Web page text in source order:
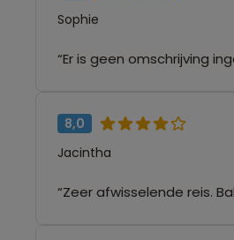
Sophie
“Er is geen omschrijving
8,0
Jacintha
“Zeer afwisselende reis.